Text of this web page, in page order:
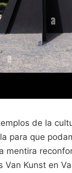
de la
para que
mentira
Van Kunst en